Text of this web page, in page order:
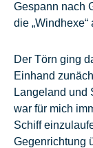
Gespann nach
die
Der Törn ging
Einhand
Langeland und
war für mich
Schiff
Gegenrichtung